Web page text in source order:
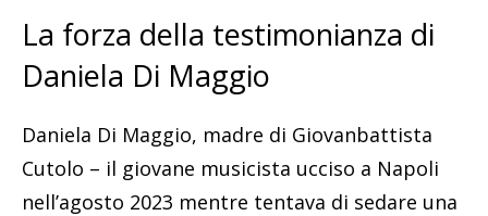
La forza della testimonianza di
Daniela Di Maggio
Daniela Di Maggio, madre di Giovanbattista
Cutolo – il giovane musicista ucciso a Napoli
nell’agosto 2023 mentre tentava di sedare una